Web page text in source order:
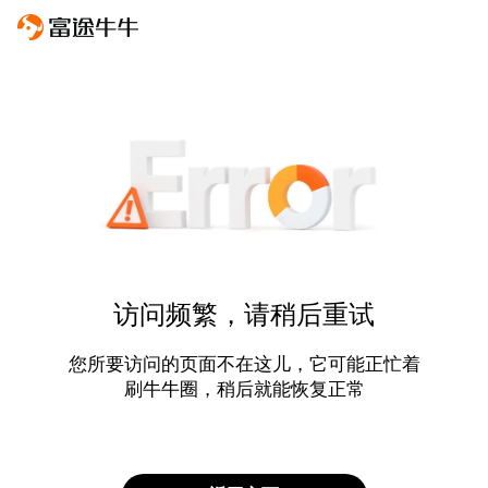
访问频繁，请稍后重试
您所要访问的页面不在这儿，它可能正忙着
刷牛牛圈，稍后就能恢复正常